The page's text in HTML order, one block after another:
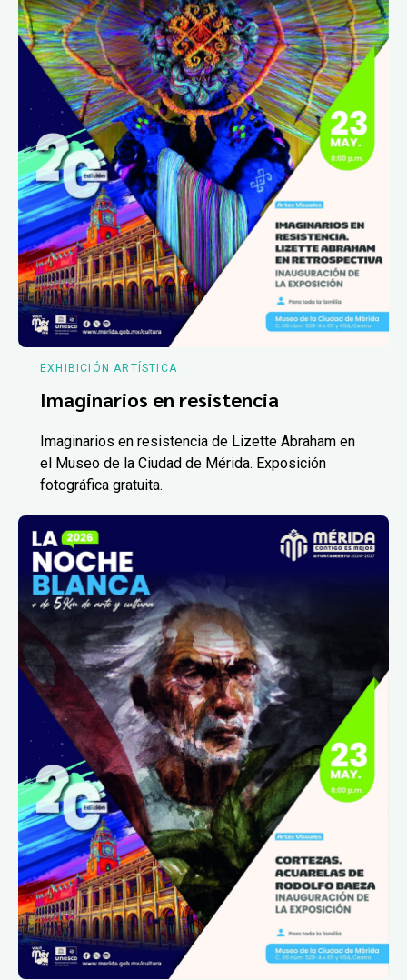
EXHIBICIÓN ARTÍSTICA
Imaginarios en resistencia
Imaginarios en resistencia de Lizette Abraham en
el Museo de la Ciudad de Mérida. Exposición
fotográfica gratuita.